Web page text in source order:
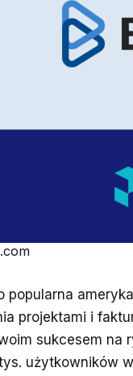
popularna
projektami i
sukcesem na
użytkowników